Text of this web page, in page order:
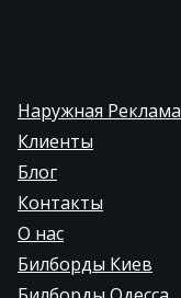
Наружная Реклама
Клиенты
Блог
Контакты
О нас
Билборды Киев